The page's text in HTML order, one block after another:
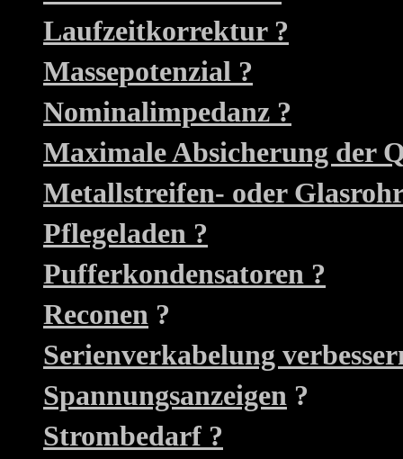
Laufzeitkorrektur ?
Massepotenzial ?
Nominalimpedanz ?
Maximale Absicherung der
Metallstreifen- oder
Pflegeladen ?
Pufferkondensatoren ?
Reconen ?
Serienverkabelung
Spannungsanzeigen ?
Strombedarf ?